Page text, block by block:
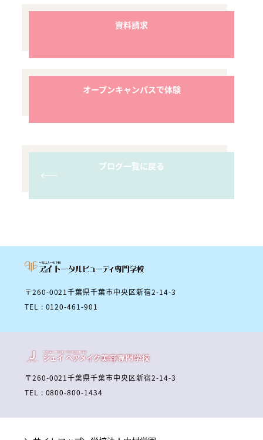
資料請求
オープンキャンパスで体験
ブログ一覧に戻る
〒260-0021千葉県千葉市中央区新宿2-14-3
TEL : 0120-461-901
〒260-0021千葉県千葉市中央区新宿2-14-3
TEL : 0800-800-1434